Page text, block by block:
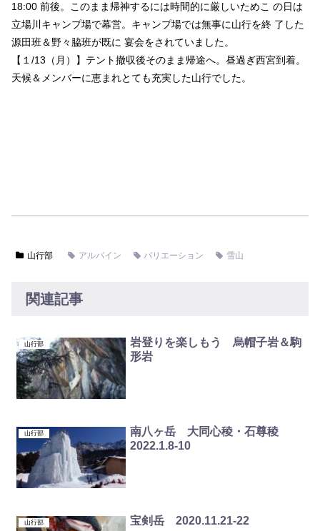
18:00 前後。このまま帰神するには時間的に厳しいためこ の日は
立場川キャンプ場で幕営。キャンプ場では無事に山行を終 了した
源田班＆野々脇班が既に 宴会をされていました。
【１/13（月）】テント撤収後そのまま帰途へ。昼過ぎ西宮到着。
天候＆メンバーに恵まれとても充実した山行でした。
山行部 アルパイン バリエーション 雪山
関連記事
山行部
岩登りを楽しもう 烏帽子岩＆駒
形岩
山行部
南八ヶ岳 大同心稜・石尊稜
2022.1.8-10
山行部 宝剣岳 2020.11.21-22